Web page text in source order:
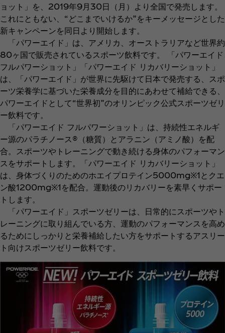
ョット」を、2019年9月30日（月）より全国で発売します。
これにともない、“どこまでいけるか”をキーメッセージとした
新キャンペーンを同日より開始します。
「パワーエイド」は、アメリカ、オーストラリアなど世界約
80ヶ国で販売されているスポーツ飲料です。 「パワーエイド
フルパワーショット」「パワーエイド リカバリーショット」
は、「パワーエイド」が世界に先駆けて日本で発売する、スポ
ーツ栄養学に基づいた栄養成分を目的にあわせて補給できる、
パワーエイドとして“世界初”のオリンピック公式スポーツゼリ
ー飲料です。
「パワーエイド フルパワーショット」は、持続性エネルギ
ー源のパラチノース®（糖質）とアラニン（アミノ酸）を配
合。スポーツやトレーニングで動き続ける身体のパフォーマン
スをサポートします。「パワーエイド リカバリーショット」
は、身体づくりのためのホエイプロテイン5000mg※1とクエ
ン酸1200mg※1を配合。運動後のリカバリーを素早くサポー
トします。
「パワーエイド」スポーツゼリーは、日常的にスポーツやト
レーニングに取り組んでいる方、運動のパフォーマンスを高め
るためにしっかりと栄養補給したい方をサポートするアスリー
ト向けスポーツゼリー飲料です。